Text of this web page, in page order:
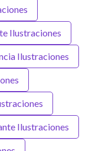
Ilustraciones
Ilustraciones
Ilustraciones